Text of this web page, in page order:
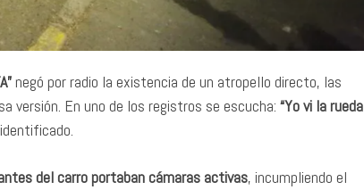
negó por radio la existencia de un atropello directo, las
versión. En uno de los registros se escucha: “Yo vi la rueda
del carro portaban cámaras activas, incumpliendo el